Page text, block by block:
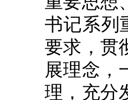
书记系列
要求，贯
展理念，
理，充分